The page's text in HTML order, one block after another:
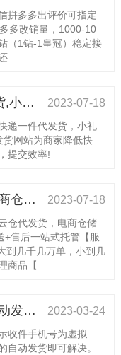
拼多多出评价可指定
多改销量，1000-10
（1钻-1皇冠）稳定接
礼品代发网-礼品代发,一件代发货,小礼品代发平台 2023-07-18
递一件代发货，小礼
网站为商家降低快
提交效率!
代发云仓全国连锁，承接各大电商仓库外包！为您省时省力省心省钱，价格美丽，欢迎带量咨询！ 2023-07-18
仓代发货，电商仓储
+售后一站式托管【服
到几千几万单，小到几
商品【
拼多多虚拟号不出快递单号用自动发货即可解决 2023-03-24
收件手机号为虚拟
自动发货即可解决。